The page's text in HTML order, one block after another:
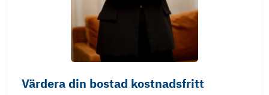
Värdera din bostad kostnadsfritt